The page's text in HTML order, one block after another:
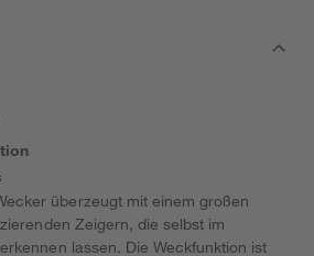
überzeugt mit einem großen
Zeigern, die selbst im
lassen. Die Weckfunktion ist